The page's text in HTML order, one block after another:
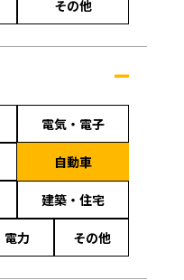
その他
電気・電子
自動車
建築・住宅
電力 その他